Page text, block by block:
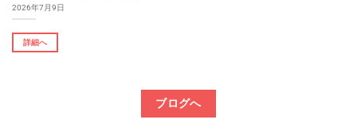
2026年7月9日
詳細へ
ブログへ